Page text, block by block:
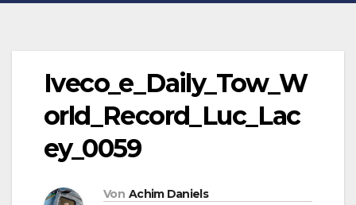
Iveco_e_Daily_Tow_W
orld_Record_Luc_Lac
ey_0059
Von Achim Daniels